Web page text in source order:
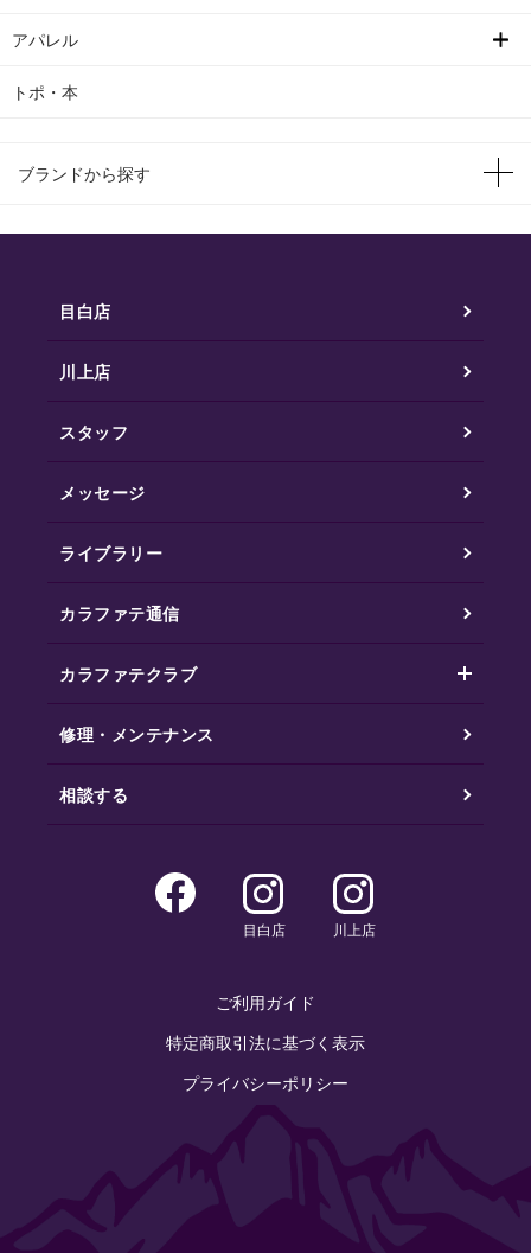
アパレル
トポ・本
ブランドから探す
目白店
川上店
スタッフ
メッセージ
ライブラリー
カラファテ通信
カラファテクラブ
修理・メンテナンス
相談する
目白店 川上店
ご利用ガイド
特定商取引法に基づく表示
プライバシーポリシー